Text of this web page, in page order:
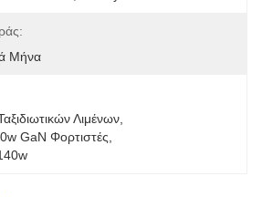
Μήνα
Λιμένων
GaN Φορτιστές